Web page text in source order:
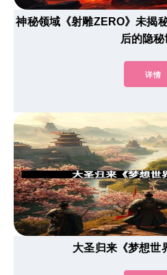
神秘领域《射雕ZERO》未
后的隐秘
详情
大圣归来《梦想世